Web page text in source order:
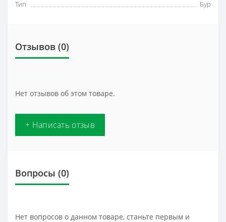
Тип Бур
Отзывов (0)
Нет отзывов об этом товаре.
+ Написать отзыв
Вопросы (0)
Нет вопросов о данном товаре, станьте первым и